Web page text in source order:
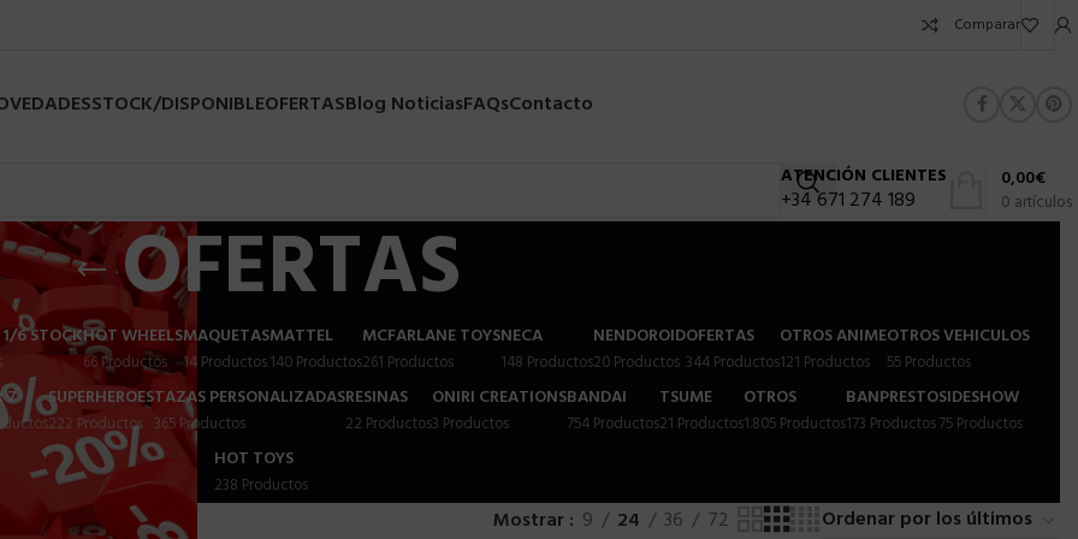
Comparar
STOCK/DISPONIBLEOFERTASBlog NoticiasFAQsContacto
ATENCIÓN CLIENTES
+34 671 274 189 0 artículos
0,00€
OFERTAS
6 STOCKHOT WHEELS
66 Productos
MAQUETAS
14 Productos
MATTEL
140 Productos
MCFARLANE TOYS
261 Productos
NECA
148 Productos
NENDOROID
20 Productos
OFERTAS
344 Productos
OTROS ANIME
121 Productos
OTROS VEHICULOS
55 Productos
7 SUPERHEROES
222 Productos
TAZAS PERSONALIZADAS
365 Productos
RESINAS
22 Productos
ONIRI CREATIONS
3 Productos
BANDAI
754 Productos
TSUME
21 Productos
OTROS
1.805 Productos
BANPRESTO
173 Productos
SIDESHOW
75 Productos
HOT TOYS
238 Productos
Mostrar 9 24 36 72